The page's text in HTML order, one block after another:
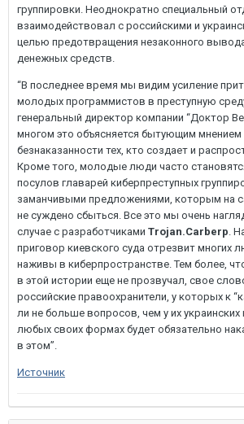
группировки. Неоднократно специальный
взаимодействовал с российскими и
целью предотвращения незаконного
денежных средств.
“В последнее время мы видим усиление
молодых программистов в преступную
генеральный директор компании “Доктор
многом это объясняется бытующим мнением
безнаказанности тех, кто создает и
Кроме того, молодые люди часто
посулов главарей киберпреступных
заманчивыми предложениями, которым на
не суждено сбыться. Все это мы очень
случае с разработчиками Trojan.Carberp.
приговор киевского суда отрезвит многих
наживы в киберпространстве. Тем более,
в этой истории еще не прозвучал, свое
российские правоохранители, у которых к
ли не больше вопросов, чем у их украинских
любых своих формах будет обязательно
в этом”.
Источник